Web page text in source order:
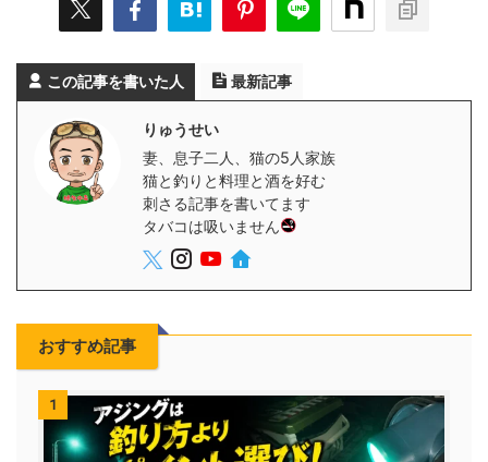
この記事を書いた人 最新記事
りゅうせい
妻、息子二人、猫の5人家族
猫と釣りと料理と酒を好む
刺さる記事を書いてます
タバコは吸いません
おすすめ記事
1